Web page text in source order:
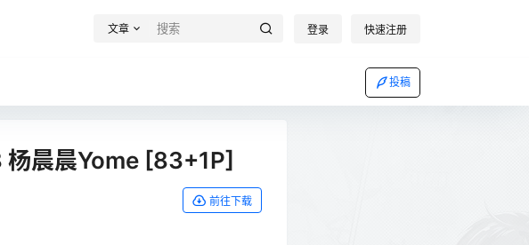
文章 登录 快速注册
投稿
晨晨Yome [83+1P]
前往下载